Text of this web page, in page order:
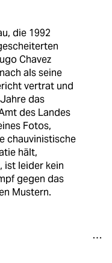
die 1992
Chavez
als seine
vertrat und
das
des Landes
Fotos,
chauvinistische
hält,
ist leider kein
gegen das
Mustern.